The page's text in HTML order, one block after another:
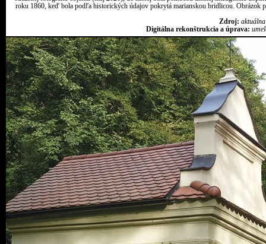
roku 1860, keď bola podľa historických údajov pokrytá marianskou bridlicou. Obrázok
Zdroj:
Digitálna rekonštrukcia a úprava: